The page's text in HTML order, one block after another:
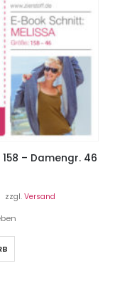
158 – Damengr. 46
zzgl. Versand